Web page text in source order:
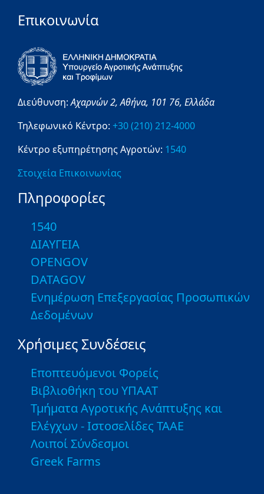
Επικοινωνία
Διεύθυνση:Αχαρνών 2,Αθήνα, 101 76, Ελλάδα
Τηλεφωνικό Κέντρο: +30 (210) 212-4000
Κέντρο εξυπηρέτησης Αγροτών: 1540
Στοιχεία Επικοινωνίας
Πληροφορίες
1540
ΔΙΑΥΓΕΙΑ
OPENGOV
DATAGOV
Ενημέρωση Επεξεργασίας Προσωπικών
Δεδομένων
Χρήσιμες Συνδέσεις
Εποπτευόμενοι Φορείς
Βιβλιοθήκη του ΥΠΑΑΤ
Τμήματα Αγροτικής Ανάπτυξης και
Ελέγχων - Ιστοσελίδες ΤΑΑΕ
Λοιποί Σύνδεσμοι
Greek Farms